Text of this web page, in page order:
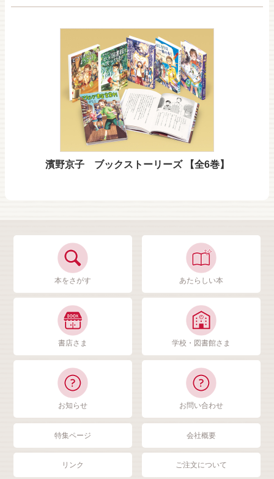
濱野京子 ブックストーリーズ 【全6巻】
本をさがす あたらしい本
書店さま 学校・図書館さま
お知らせ お問い合わせ
特集ページ 会社概要
リンク ご注文について